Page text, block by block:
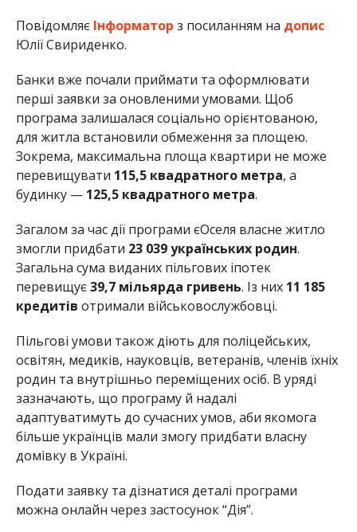
Повідомляє Інформатор з посиланням на допис
Юлії Свириденко.
Банки вже почали приймати та оформлювати
перші заявки за оновленими умовами. Щоб
програма залишалася соціально орієнтованою,
для житла встановили обмеження за площею.
Зокрема, максимальна площа квартири не може
перевищувати 115,5 квадратного метра, а
будинку — 125,5 квадратного метра.
Загалом за час дії програми єОселя власне житло
змогли придбати 23 039 українських родин.
Загальна сума виданих пільгових іпотек
перевищує39,7 мільярда гривень. Із них 11 185
кредитів отримали військовослужбовці.
Пільгові умови також діють для поліцейських,
освітян, медиків, науковців, ветеранів, членів їхніх
родин та внутрішньо переміщених осіб. В уряді
зазначають, що програму й надалі
адаптуватимуть до сучасних умов, аби якомога
більше українців мали змогу придбати власну
домівку в Україні.
Подати заявку та дізнатися деталі програми
можна онлайн через застосунок “Дія”.